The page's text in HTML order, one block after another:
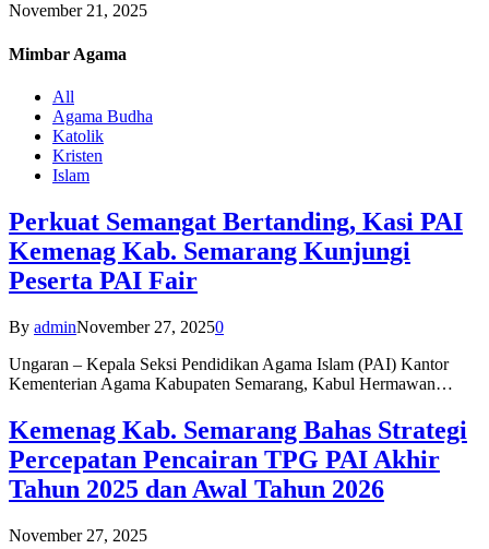
November 21, 2025
Mimbar Agama
All
Agama Budha
Katolik
Kristen
Islam
Perkuat Semangat Bertanding, Kasi PAI
Kemenag Kab. Semarang Kunjungi
Peserta PAI Fair
By adminNovember 27, 20250
Ungaran – Kepala Seksi Pendidikan Agama Islam (PAI) Kantor
Kementerian Agama Kabupaten Semarang, Kabul Hermawan…
Kemenag Kab. Semarang Bahas Strategi
Percepatan Pencairan TPG PAI Akhir
Tahun 2025 dan Awal Tahun 2026
November 27, 2025